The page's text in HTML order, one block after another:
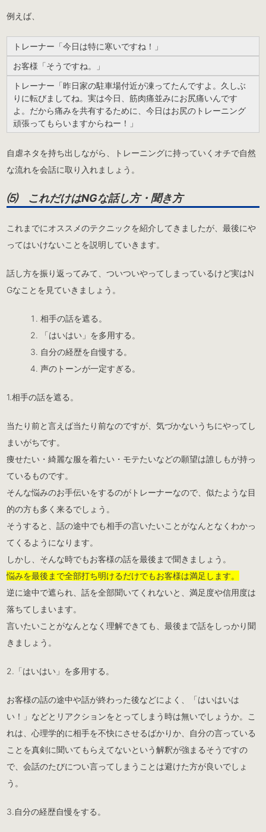
例えば、
トレーナー「今日は特に寒いですね！」
お客様「そうですね。」
トレーナー「昨日家の駐車場付近が凍ってたんですよ。久しぶ
りに転びましてね。実は今日、筋肉痛並みにお尻痛いんです
よ。だから痛みを共有するために、今日はお尻のトレーニング
頑張ってもらいますからねー！」
自虐ネタを持ち出しながら、トレーニングに持っていくオチで自然
な流れを会話に取り入れましょう。
⑸ これだけはNGな話し方・聞き方
これまでにオススメのテクニックを紹介してきましたが、最後にや
ってはいけないことを説明していきます。
話し方を振り返ってみて、ついついやってしまっているけど実はN
Gなことを見ていきましょう。
相手の話を遮る。
「はいはい」を多用する。
自分の経歴を自慢する。
声のトーンが一定すぎる。
1.相手の話を遮る。
当たり前と言えば当たり前なのですが、気づかないうちにやってし
まいがちです。
痩せたい・綺麗な服を着たい・モテたいなどの願望は誰しもが持っ
ているものです。
そんな悩みのお手伝いをするのがトレーナーなので、似たような目
的の方も多く来るでしょう。
そうすると、話の途中でも相手の言いたいことがなんとなくわかっ
てくるようになります。
しかし、そんな時でもお客様の話を最後まで聞きましょう。
悩みを最後まで全部打ち明けるだけでもお客様は満足します。
逆に途中で遮られ、話を全部聞いてくれないと、満足度や信用度は
落ちてしまいます。
言いたいことがなんとなく理解できても、最後まで話をしっかり聞
きましょう。
2.「はいはい」を多用する。
お客様の話の途中や話が終わった後などによく、「はいはいは
い！」などとリアクションをとってしまう時は無いでしょうか。こ
れは、心理学的に相手を不快にさせるばかりか、自分の言っている
ことを真剣に聞いてもらえてないという解釈が強まるそうですの
で、会話のたびについ言ってしまうことは避けた方が良いでしょ
う。
3.自分の経歴自慢をする。